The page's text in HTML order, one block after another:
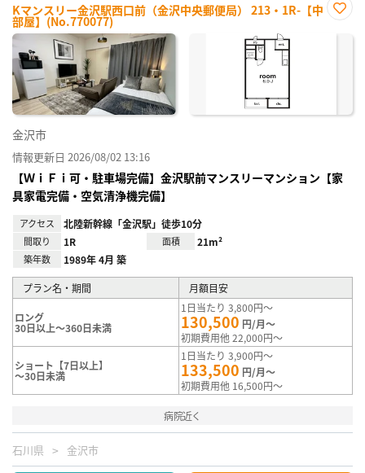
Kマンスリー金沢駅西口前（金沢中央郵便局） 213・1R-【中
部屋】(No.770077)
に入
金沢市
情報更新日 2026/08/02 13:16
【ＷｉＦｉ可・駐車場完備】金沢駅前マンスリーマンション【家
具家電完備・空気清浄機完備】
アクセス 北陸新幹線「金沢駅」徒歩10分
間取り 1R 面積 21m²
築年数 1989年 4月 築
プラン名・期間 月額目安
ロング
30日以上～360日未満
1日当たり 3,800円～
130,500 円/月～
初期費用他 22,000円～
ショート【7日以上】
～30日未満
1日当たり 3,900円～
133,500 円/月～
初期費用他 16,500円～
病院近く
石川県 金沢市